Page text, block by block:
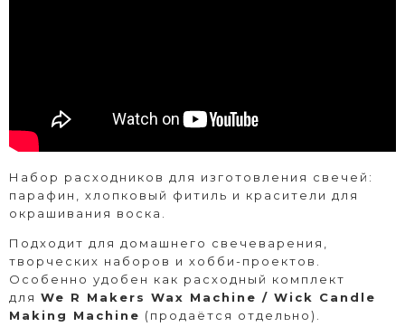
Набор расходников для изготовления свечей:
парафин, хлопковый фитиль и красители для
окрашивания воска.
Подходит для домашнего свечеварения,
творческих наборов и хобби-проектов.
Особенно удобен как расходный комплект
для We R Makers Wax Machine / Wick Candle
Making Machine (продаётся отдельно).